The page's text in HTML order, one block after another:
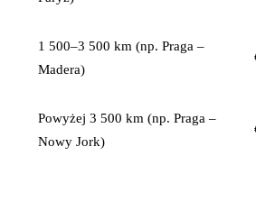
1 500–3 500 km (np. Praga –
Madera)
Powyżej 3 500 km (np. Praga –
Nowy Jork)